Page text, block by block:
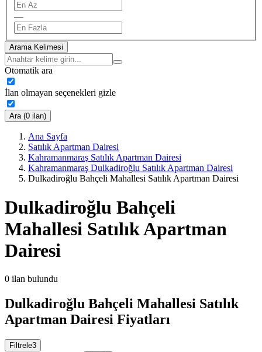
—
Arama Kelimesi
Otomatik ara
İlan olmayan seçenekleri gizle
Ara (0 ilan)
Ana Sayfa
Satılık Apartman Dairesi
Kahramanmaraş Satılık Apartman Dairesi
Kahramanmaraş Dulkadiroğlu Satılık Apartman Dairesi
Dulkadiroğlu Bahçeli Mahallesi Satılık Apartman Dairesi
Dulkadiroğlu Bahçeli
Mahallesi Satılık Apartman
Dairesi
0 ilan bulundu
Dulkadiroğlu Bahçeli Mahallesi Satılık
Apartman Dairesi Fiyatları
Filtrele3